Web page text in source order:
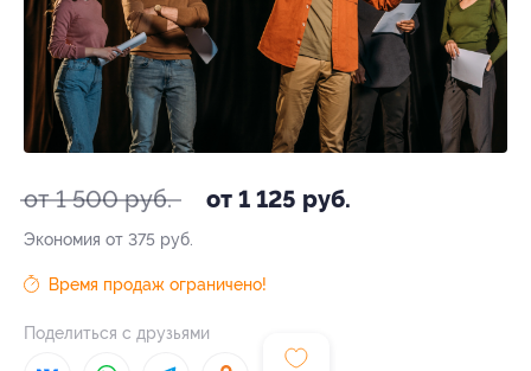
от 1 500 руб. от 1 125 руб.
Экономия от 375 руб.
Время продаж ограничено!
Поделиться с друзьями